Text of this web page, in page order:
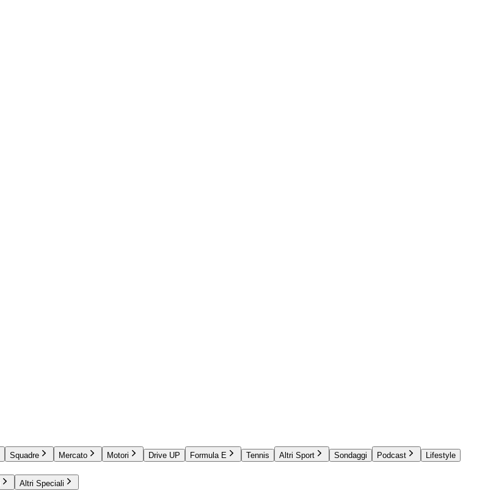
Squadre Mercato Motori Drive UP Formula E Tennis Altri Sport Sondaggi Podcast
Lifestyle
Altri Speciali